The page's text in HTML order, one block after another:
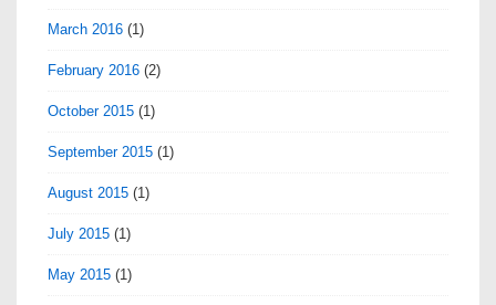
March 2016 (1)
February 2016 (2)
October 2015 (1)
September 2015 (1)
August 2015 (1)
July 2015 (1)
May 2015 (1)